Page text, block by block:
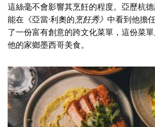
這絲毫不會影響其烹飪的程度。亞歷杭
能在《亞當·利奧的烹飪秀》 中看到他擔
了一份富有創意的跨文化菜單，這份菜
他的家鄉墨西哥美食。